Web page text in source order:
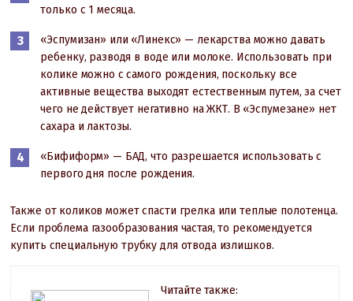
только с 1 месяца.
«Эспумизан» или «Линекс» — лекарства можно давать
ребенку, разводя в воде или молоке. Использовать при
колике можно с самого рождения, поскольку все
активные вещества выходят естественным путем, за счет
чего не действует негативно на ЖКТ. В «Эспумезане» нет
сахара и лактозы.
«Бифиформ» — БАД, что разрешается использовать с
первого дня после рождения.
Также от коликов может спасти грелка или теплые полотенца.
Если проблема газообразования частая, то рекомендуется
купить специальную трубку для отвода излишков.
Читайте также: